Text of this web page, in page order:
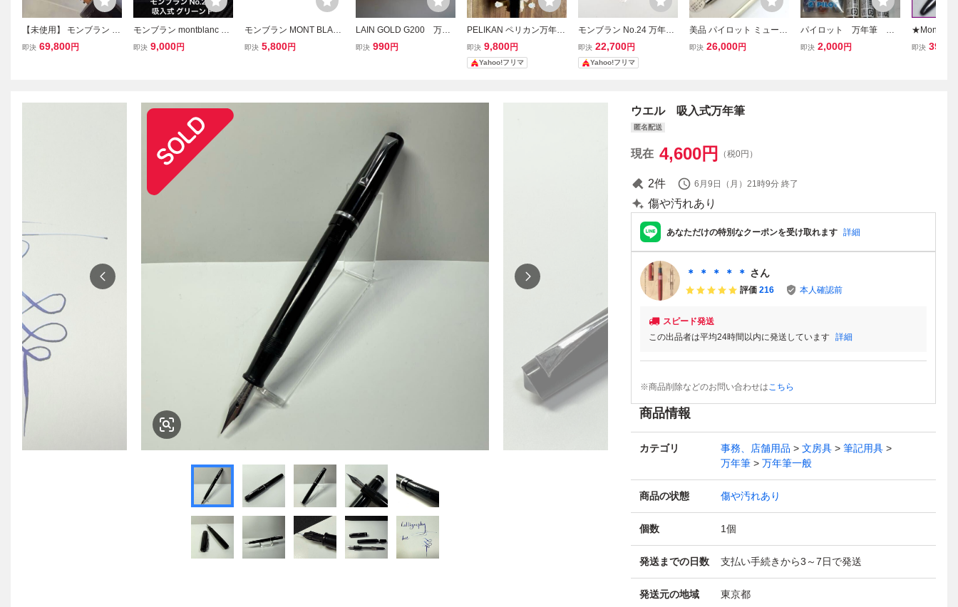
【未使用】 モンブラン 万
年筆 146 1970年代 ペン
即決 69,800円
モンブラン montblanc N
o.221 吸入式 グリーン F
即決 9,000円
モンブラン MONT BLAN
C 万年筆 ペン 筆記用具 G
即決 5,800円
LAIN GOLD G200 万年
筆 吸入式 ★ジャンク扱
即決 990円
PELIKAN ペリカン万年筆
Bayer社ノベルティ 中字
M 黒軸吸入式 ドイツ製
即決 9,800円
Yahoo!フリマ
モンブラン No.24 万年筆
EF相当 ピストン吸入 ヴ
ィンテージ
即決 22,700円
Yahoo!フリマ
美品 パイロット ミュー
箱付き 万年筆 PILOT A45
即決 26,000円
パイロット 万年筆 廃
盤 petit1 三色セット
即決 2,000円 即決
ウエル 吸入式万年筆
匿名配送
現在 4,600円 （税0円）
2件 6月9日（月）21時9分 終了
傷や汚れあり
あなただけの特別なクーポンを受け取れます 詳細
＊ ＊ ＊ ＊ ＊ さん
評価 216 本人確認前
スピード発送
この出品者は平均24時間以内に発送しています 詳細
※商品削除などのお問い合わせはこちら
商品情報
カテゴリ 事務、店舗用品 文房具
筆記用具
万年筆
万年筆一般
商品の状態 傷や汚れあり
個数 1個
発送までの日数 支払い手続きから3～7日で発送
発送元の地域 東京都